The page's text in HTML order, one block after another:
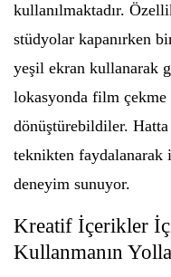
kullanılmaktadır.
stüdyolar kapanırken
yeşil ekran kullanarak
lokasyonda film çekme
dönüştürebildiler. Hatta
teknikten
deneyim sunuyor.
Kreatif İçerikler
Kullanmanın